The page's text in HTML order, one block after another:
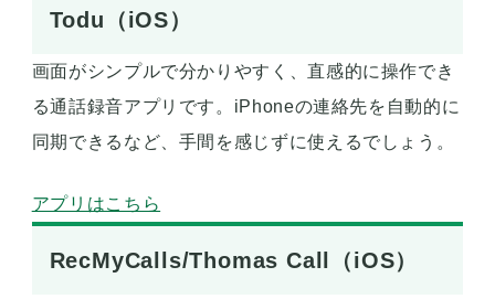
Todu（iOS）
画面がシンプルで分かりやすく、直感的に操作でき
る通話録音アプリです。iPhoneの連絡先を自動的に
同期できるなど、手間を感じずに使えるでしょう。
アプリはこちら
RecMyCalls/Thomas Call（iOS）